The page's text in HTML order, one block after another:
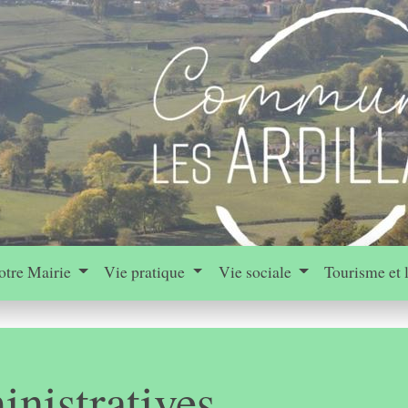
Mairie Vie pratique Vie sociale Tourisme et